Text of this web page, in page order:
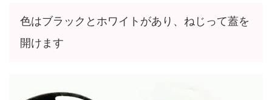
色はブラックとホワイトがあり、ねじって蓋を
開けます